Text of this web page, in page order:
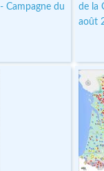
Campagne du
de la
août